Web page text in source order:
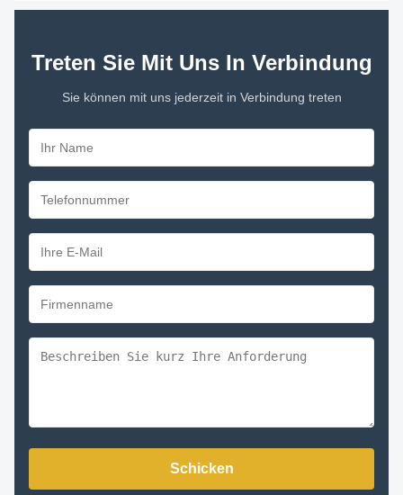
Treten Sie Mit Uns In Verbindung
Sie können mit uns jederzeit in Verbindung treten
Schicken